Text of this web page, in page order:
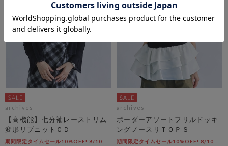
archives
【高機能】七分袖レーストリム
変形リブニットＣＤ
期間限定タイムセール10%OFF! 8/10
archives
ボーダーアソートフリルドッキ
ングノースリＴＯＰＳ
期間限定タイムセール10%OFF! 8/10